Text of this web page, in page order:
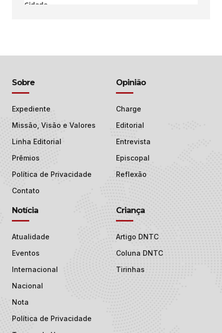
Sobre
Expediente
Missão, Visão e Valores
Linha Editorial
Prêmios
Política de Privacidade
Contato
Opinião
Charge
Editorial
Entrevista
Episcopal
Reflexão
Notícia
Atualidade
Eventos
Internacional
Nacional
Nota
Política de Privacidade
Criança
Artigo DNTC
Coluna DNTC
Tirinhas